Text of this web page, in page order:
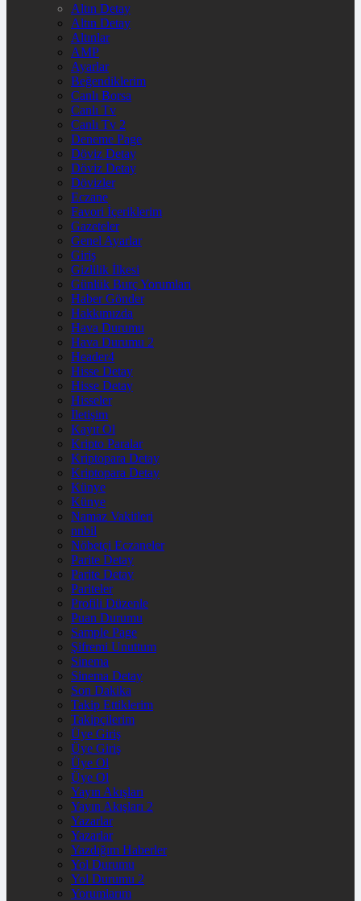
Altın Detay
Altın Detay
Altınlar
AMP
Ayarlar
Beğendiklerim
Canlı Borsa
Canlı Tv
Canlı Tv 2
Deneme Page
Döviz Detay
Döviz Detay
Dövizler
Eczane
Favori İçeriklerim
Gazeteler
Genel Ayarlar
Giriş
Gizlilik İlkesi
Günlük Burç Yorumları
Haber Gönder
Hakkımızda
Hava Durumu
Hava Durumu 2
Header4
Hisse Detay
Hisse Detay
Hisseler
İletişim
Kayıt Ol
Kripto Paralar
Kriptopara Detay
Kriptopara Detay
Künye
Künye
Namaz Vakitleri
nnbil
Nöbetçi Eczaneler
Parite Detay
Parite Detay
Pariteler
Profili Düzenle
Puan Durumu
Sample Page
Şifremi Unuttum
Sinema
Sinema Detay
Son Dakika
Takip Ettiklerim
Takipçilerim
Üye Giriş
Üye Giriş
Üye Ol
Üye Ol
Yayın Akışları
Yayın Akışları 2
Yazarlar
Yazarlar
Yazdığım Haberler
Yol Durumu
Yol Durumu 2
Yorumlarım